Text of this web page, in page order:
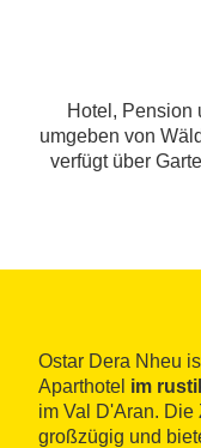
Hotel, Pension
umgeben von
verfügt über
Ostar Dera Nheu
Aparthotel im
im Val D'Aran. Die
großzügig und